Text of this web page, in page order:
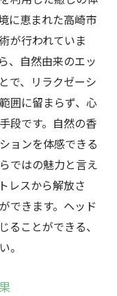
に恵まれた高崎市
が行われていま
、自然由来のエッ
で、リラクゼーシ
囲に留まらず、心
段です。自然の香
ョンを体感できる
ではの魅力と言え
レスから解放さ
できます。ヘッド
ることができる、
。